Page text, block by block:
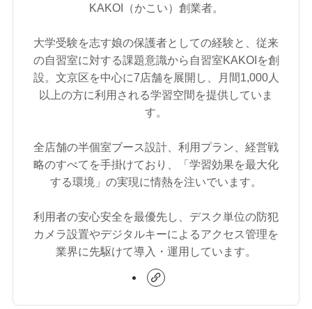
KAKOI（かこい）創業者。
大学受験を志す娘の保護者としての経験と、従来
の自習室に対する課題意識から自習室KAKOIを創
設。文京区を中心に7店舗を展開し、月間1,000人
以上の方に利用される学習空間を提供していま
す。
全店舗の半個室ブース設計、利用プラン、経営戦
略のすべてを手掛けており、「学習効果を最大化
する環境」の実現に情熱を注いでいます。
利用者の安心安全を最優先し、デスク単位の防犯
カメラ設置やデジタルキーによるアクセス管理を
業界に先駆けて導入・運用しています。